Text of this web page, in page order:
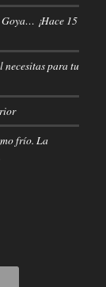
¡Hace 15
para tu
frío. La